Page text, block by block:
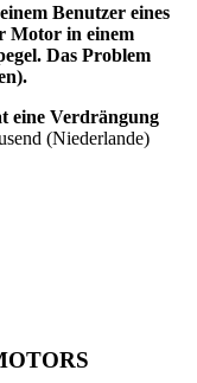
Benutzer eines
Motor in einem
Das Problem
eine Verdrängung
(Niederlande)